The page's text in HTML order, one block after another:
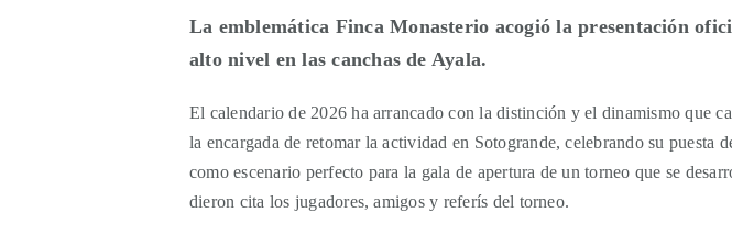
La emblemática Finca Monasterio acogió la presentación
alto nivel en las canchas de Ayala.
El calendario de 2026 ha arrancado con la distinción y el dinamismo que
la encargada de retomar la actividad en Sotogrande, celebrando su
como escenario perfecto para la gala de apertura de un torneo que se
dieron cita los jugadores, amigos y referís del torneo.